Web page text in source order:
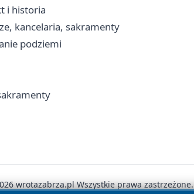
i historia
kancelaria, sakramenty
podziemi
wrotazabrza.pl Wszystkie prawa zastrzeżone.